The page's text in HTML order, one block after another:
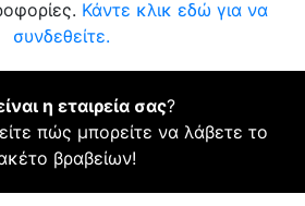
Κάντε κλικ εδώ για να
συνδεθείτε.
η εταιρεία σας?
πώς μπορείτε να λάβετε το
βραβείων!